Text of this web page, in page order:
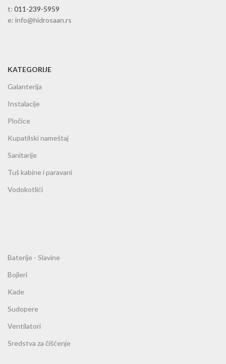
t: 011-239-5959
e: info@hidrosaan.rs
KATEGORIJE
Galanterija
Instalacije
Pločice
Kupatilski nameštaj
Sanitarije
Tuš kabine i paravani
Vodokotlići
Baterije - Slavine
Bojleri
Kade
Sudopere
Ventilatori
Sredstva za čišćenje